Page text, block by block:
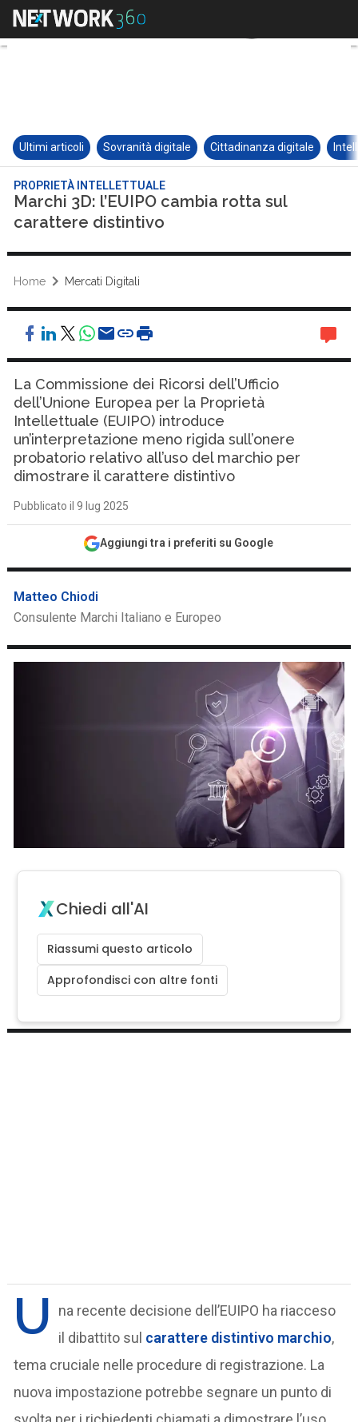
Ultimi articoli Sovranità digitale Cittadinanza digitale
PROPRIETÀ INTELLETTUALE
Marchi 3D: l’EUIPO cambia rotta sul
carattere distintivo
Home Mercati Digitali
La Commissione dei Ricorsi dell’Ufficio
dell’Unione Europea per la Proprietà
Intellettuale (EUIPO) introduce
un’interpretazione meno rigida sull’onere
probatorio relativo all’uso del marchio per
dimostrare il carattere distintivo
Pubblicato il 9 lug 2025
Aggiungi tra i preferiti su Google
Matteo Chiodi
Consulente Marchi Italiano e Europeo
Chiedi all'AI
Riassumi questo articolo
Approfondisci con altre fonti
U
na recente decisione dell’EUIPO ha riacceso
il dibattito sul carattere distintivo marchio,
tema cruciale nelle procedure di registrazione. La
nuova impostazione potrebbe segnare un punto di